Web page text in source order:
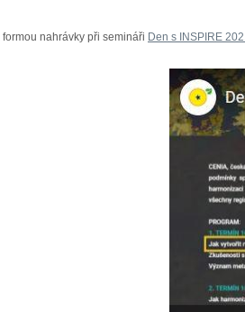
nahrávky při semináři Den s INSPIRE